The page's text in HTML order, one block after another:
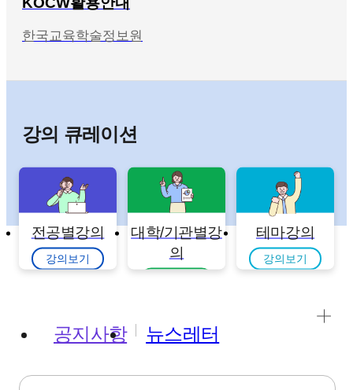
한국교육학술정보원
강의 큐레이션
전공별강의
강의보기
대학/기관별강
의
테마강의
강의보기
공지사항 뉴스레터